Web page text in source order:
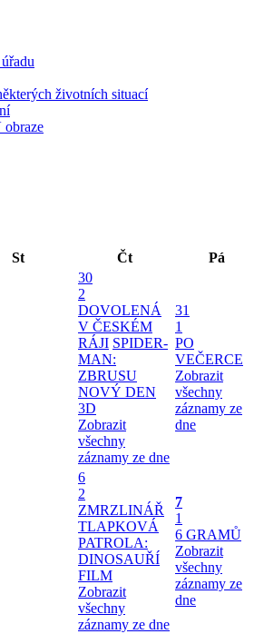
životních situací
St Čt Pá
30
2
DOVOLENÁ
V ČESKÉM
RÁJI SPIDER-
MAN:
ZBRUSU
NOVÝ DEN
3D
Zobrazit
všechny
záznamy ze dne
31
1
PO
VEČERCE
Zobrazit
všechny
záznamy ze
dne
6
2
ZMRZLINÁŘ
TLAPKOVÁ
PATROLA:
DINOSAUŘÍ
FILM
Zobrazit
všechny
záznamy ze dne
7
1
6 GRAMŮ
Zobrazit
všechny
záznamy ze
dne